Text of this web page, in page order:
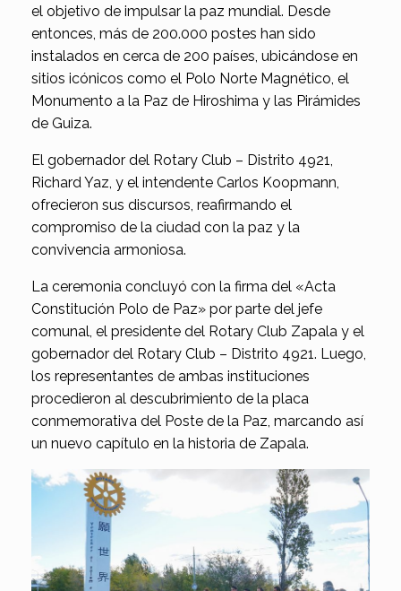
el objetivo de impulsar la paz mundial. Desde
entonces, más de 200.000 postes han sido
instalados en cerca de 200 países, ubicándose en
sitios icónicos como el Polo Norte Magnético, el
Monumento a la Paz de Hiroshima y las Pirámides
de Guiza.
El gobernador del Rotary Club – Distrito 4921,
Richard Yaz, y el intendente Carlos Koopmann,
ofrecieron sus discursos, reafirmando el
compromiso de la ciudad con la paz y la
convivencia armoniosa.
La ceremonia concluyó con la firma del «Acta
Constitución Polo de Paz» por parte del jefe
comunal, el presidente del Rotary Club Zapala y el
gobernador del Rotary Club – Distrito 4921. Luego,
los representantes de ambas instituciones
procedieron al descubrimiento de la placa
conmemorativa del Poste de la Paz, marcando así
un nuevo capítulo en la historia de Zapala.